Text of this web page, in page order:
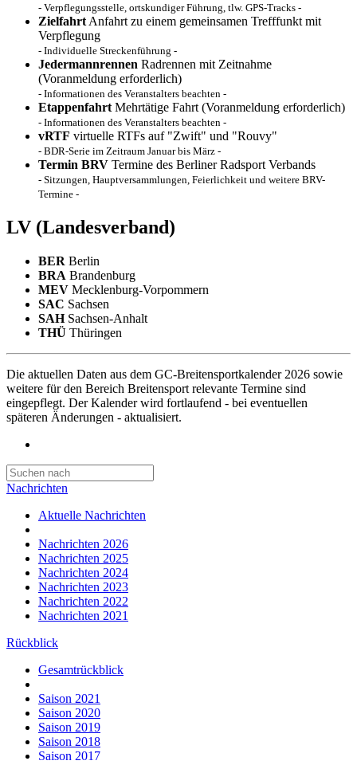
- Verpflegungsstelle, ortskundiger Führung, tlw. GPS-Tracks -
Zielfahrt Anfahrt zu einem gemeinsamen Trefffunkt mit
Verpflegung
- Individuelle Streckenführung -
Jedermannrennen Radrennen mit Zeitnahme
(Voranmeldung erforderlich)
- Informationen des Veranstalters beachten -
Etappenfahrt Mehrtätige Fahrt (Voranmeldung erforderlich)
- Informationen des Veranstalters beachten -
vRTF virtuelle RTFs auf "Zwift" und "Rouvy"
- BDR-Serie im Zeitraum Januar bis März -
Termin BRV Termine des Berliner Radsport Verbands
- Sitzungen, Hauptversammlungen, Feierlichkeit und weitere BRV-
Termine -
LV (Landesverband)
BER Berlin
BRA Brandenburg
MEV Mecklenburg-Vorpommern
SAC Sachsen
SAHSachsen-Anhalt
THÜ Thüringen
Die aktuellen Daten aus dem GC-Breitensportkalender 2026 sowie
weitere für den Bereich Breitensport relevante Termine sind
eingepflegt. Der Kalender wird fortlaufend - bei eventuellen
späteren Änderungen - aktualisiert.
Nachrichten
Aktuelle Nachrichten
Nachrichten 2026
Nachrichten 2025
Nachrichten 2024
Nachrichten 2023
Nachrichten 2022
Nachrichten 2021
Rückblick
Gesamtrückblick
Saison 2021
Saison 2020
Saison 2019
Saison 2018
Saison 2017